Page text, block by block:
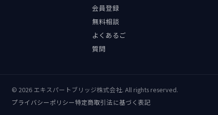
会員登録
無料相談
よくあるご
質問
© 2026 エキスパートブリッジ株式会社. All rights reserved.
プライバシーポリシー特定商取引法に基づく表記